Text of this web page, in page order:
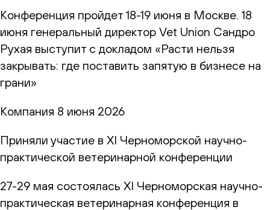
Конференция пройдет 18-19 июня в Москве. 18
июня генеральный директор Vet Union Сандро
Рухая выступит с докладом «Расти нельзя
закрывать: где поставить запятую в бизнесе на
грани»
Компания 8 июня 2026
Приняли участие в XI Черноморской научно-
практической ветеринарной конференции
27-29 мая состоялась XI Черноморская научно-
практическая ветеринарная конференция в